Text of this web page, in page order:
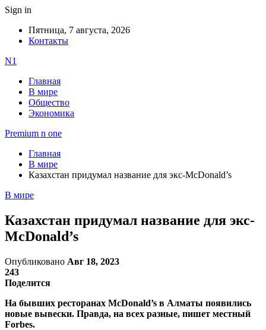
Sign in
Пятница, 7 августа, 2026
Контакты
N1
Главная
В мире
Общество
Экономика
Premium n one
Главная
В мире
Казахстан придумал название для экс-McDonald’s
В мире
Казахстан придумал название для экс-
McDonald’s
Опубликовано Авг 18, 2023
243
Поделится
На бывших ресторанах McDonald’s в Алматы появились
новые вывески. Правда, на всех разные, пишет местный
Forbes.